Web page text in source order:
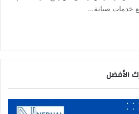
خدمات صيانة…
الأفضل